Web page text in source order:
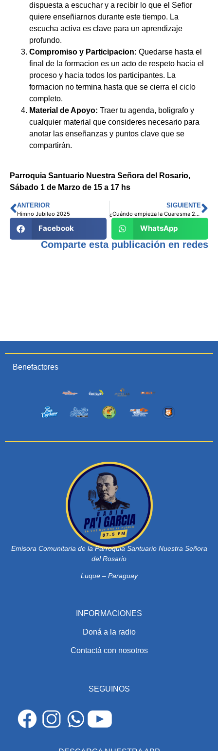
dispuesta a escuchar y a recibir lo que el Sefior
quiere enseñiarnos durante este tiempo. La
escucha activa es clave para un aprendizaje
profundo.
Compromiso y Participacion: Quedarse hasta el
final de la formacion es un acto de respeto hacia el
proceso y hacia todos los participantes. La
formacion no termina hasta que se cierra el ciclo
completo.
Material de Apoyo: Traer tu agenda, boligrafo y
cualquier material que consideres necesario para
anotar las enseñanzas y puntos clave que se
compartirán.
Parroquia Santuario Nuestra Señora del Rosario,
Sábado 1 de Marzo de 15 a 17 hs
ANTERIOR
Himno Jubileo 2025
SIGUIENTE
¿Cuándo empieza la Cuaresma 2025?
Facebook WhatsApp
Comparte esta publicación en redes
Benefactores
Emisora Comunitaria de la Parroquia Santuario Nuestra Señora
del Rosario
Luque – Paraguay
INFORMACIONES
Doná a la radio
Contactá con nosotros
SEGUINOS